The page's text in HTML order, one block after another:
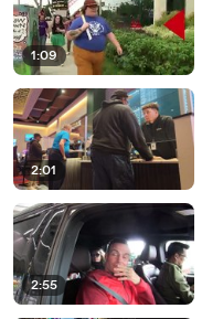
1:09
2:01
2:55